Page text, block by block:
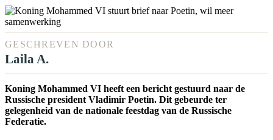
GESCHREVEN DOOR
Laila A.
Koning Mohammed VI heeft een bericht gestuurd naar de
Russische president Vladimir Poetin. Dit gebeurde ter
gelegenheid van de nationale feestdag van de Russische
Federatie.